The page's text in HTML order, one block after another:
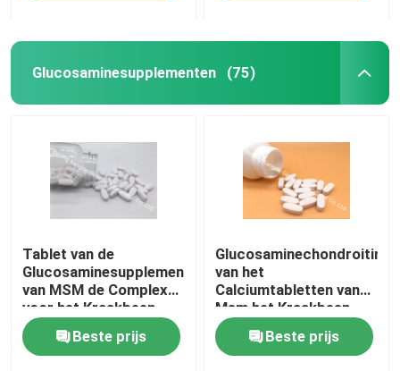
Glucosaminesupplementen (75)
Tablet van de
Glucosaminesupplementen
van MSM de Complexe
voor het Kraakbeen
OT1Y van de
Verbindingengezondheid
Beste prijs
Glucosaminechondroitin
van het
Calciumtabletten van
Msm het Kraakbeen
Natuurlijke
Gezamenlijke
Supplementen GT4J
Beste prijs